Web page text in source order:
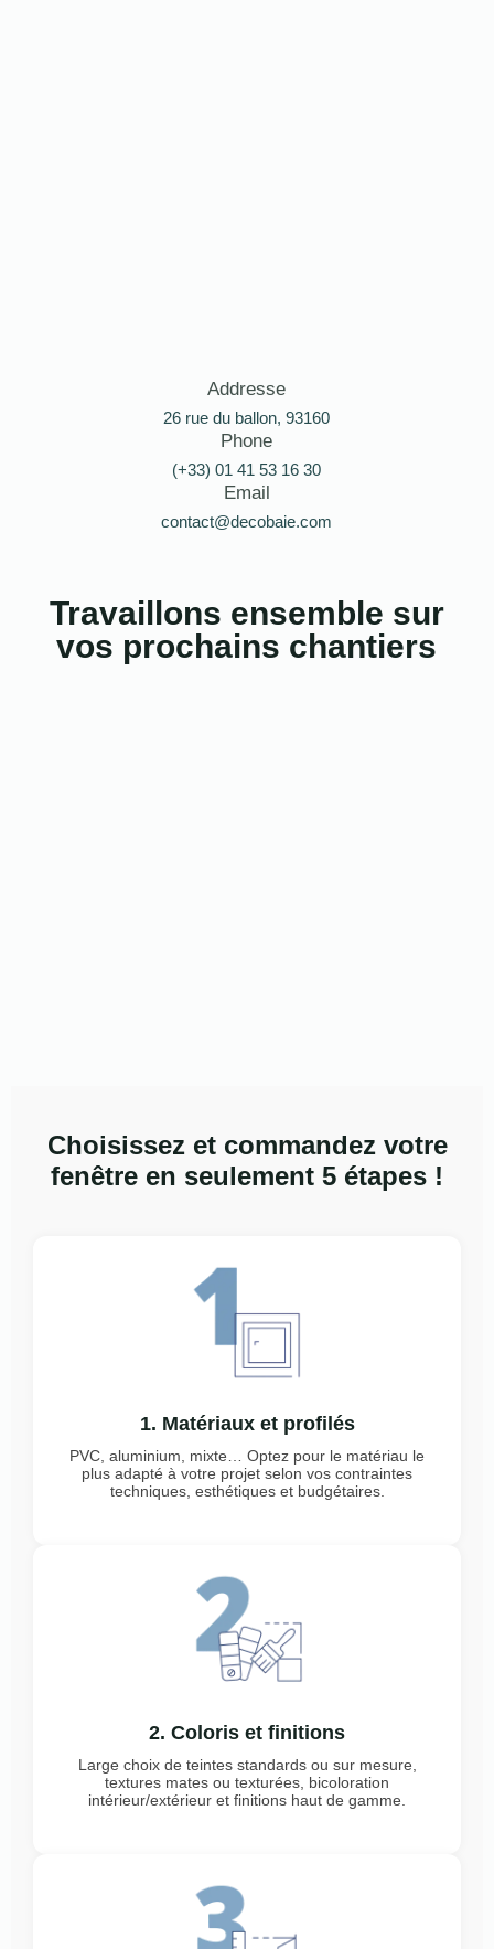
Addresse
26 rue du ballon, 93160
Phone
(+33) 01 41 53 16 30
Email
contact@decobaie.com
Travaillons ensemble sur
vos prochains chantiers
Choisissez et commandez votre
fenêtre en seulement 5 étapes !
1. Matériaux et profilés
PVC, aluminium, mixte… Optez pour le matériau le
plus adapté à votre projet selon vos contraintes
techniques, esthétiques et budgétaires.
2. Coloris et finitions
Large choix de teintes standards ou sur mesure,
textures mates ou texturées, bicoloration
intérieur/extérieur et finitions haut de gamme.